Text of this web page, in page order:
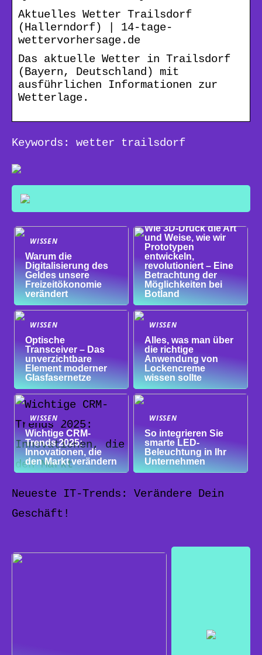
Aktuelles Wetter Trailsdorf
(Hallerndorf) | 14-tage-
wettervorhersage.de
Das aktuelle Wetter in Trailsdorf
(Bayern, Deutschland) mit
ausführlichen Informationen zur
Wetterlage.
Keywords: wetter trailsdorf
WISSEN
Warum die
Digitalisierung des
Geldes unsere
Freizeitökonomie
verändert
WISSEN
Wie 3D-Druck die Art
und Weise, wie wir
Prototypen
entwickeln,
revolutioniert – Eine
Betrachtung der
Möglichkeiten bei
Botland
WISSEN
Optische
Transceiver – Das
unverzichtbare
Element moderner
Glasfasernetze
WISSEN
Alles, was man über
die richtige
Anwendung von
Lockencreme
wissen sollte
WISSEN
Wichtige CRM-
Trends 2025:
Innovationen, die
den Markt verändern
WISSEN
So integrieren Sie
smarte LED-
Beleuchtung in Ihr
Unternehmen
Neueste IT-Trends: Verändere Dein
Geschäft!